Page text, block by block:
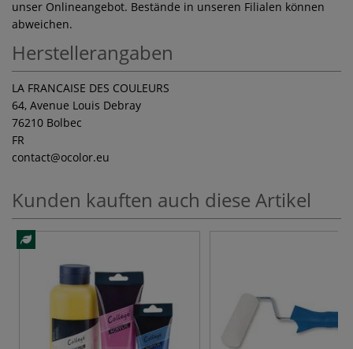
unser Onlineangebot. Bestände in unseren Filialen können
abweichen.
Herstellerangaben
LA FRANCAISE DES COULEURS
64, Avenue Louis Debray
76210 Bolbec
FR
contact@ocolor.eu
Kunden kauften auch diese Artikel